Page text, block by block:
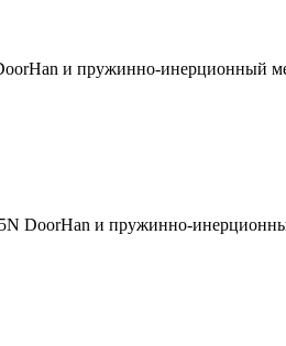
и пружинно-инерционный
DoorHan и пружинно-